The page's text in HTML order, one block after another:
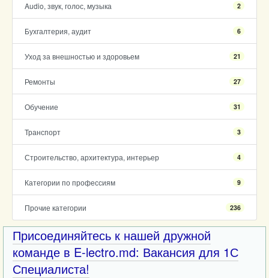
Audio, звук, голос, музыка 2
Бухгалтерия, аудит 6
Уход за внешностью и здоровьем 21
Ремонты 27
Обучение 31
Транспорт 3
Строительство, архитектура, интерьер 4
Категории по профессиям 9
Прочие категории 236
Присоединяйтесь к нашей дружной
команде в E-lectro.md: Вакансия для 1С
Специалиста!